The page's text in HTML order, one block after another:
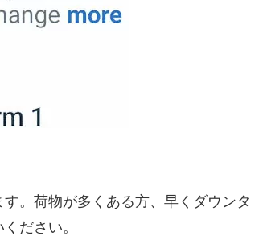
。荷物が多くある方、早くダウンタ
ださい。